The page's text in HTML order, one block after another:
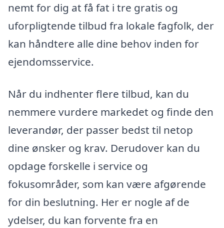
nemt for dig at få fat i tre gratis og
uforpligtende tilbud fra lokale fagfolk, der
kan håndtere alle dine behov inden for
ejendomsservice.
Når du indhenter flere tilbud, kan du
nemmere vurdere markedet og finde den
leverandør, der passer bedst til netop
dine ønsker og krav. Derudover kan du
opdage forskelle i service og
fokusområder, som kan være afgørende
for din beslutning. Her er nogle af de
ydelser, du kan forvente fra en